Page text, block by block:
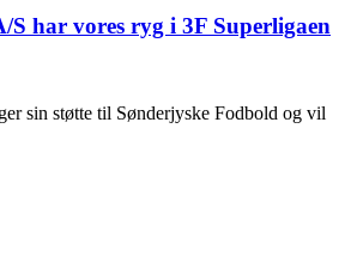
S har vores ryg i 3F Superligaen
sin støtte til Sønderjyske Fodbold og vil